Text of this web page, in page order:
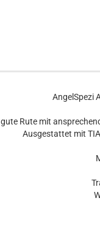
AngelSpezi
gute Rute mit
Ausgestattet mit